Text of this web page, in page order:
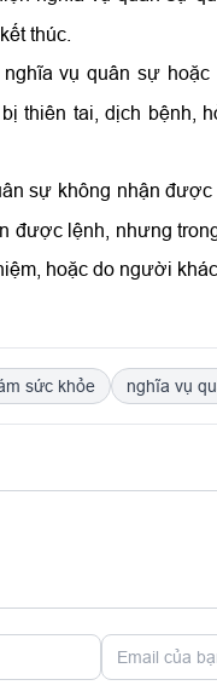
thúc.
vụ quân sự
thiên tai, dịch bệnh,
sự không nhận
được lệnh, nhưng
hoặc do người
sức khỏe nghĩa vụ